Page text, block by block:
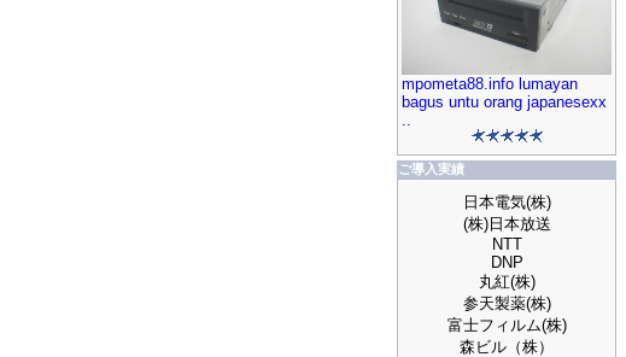
mpometa88.info lumayan
bagus untu orang japanesexx
..
ご導入実績
日本電気(株)
(株)日本放送
NTT
DNP
丸紅(株)
参天製薬(株)
富士フィルム(株)
森ビル（株）